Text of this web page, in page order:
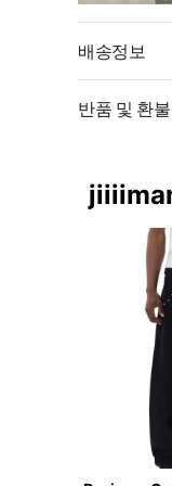
배송정보
반품 및 환